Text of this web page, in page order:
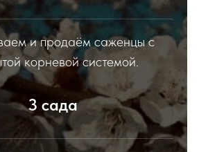
и продаём саженцы с
корневой системой.
3 сада